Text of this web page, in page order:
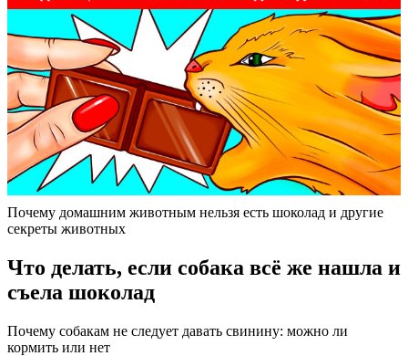
Почему домашним животным нельзя есть шоколад и другие
секреты животных
Что делать, если собака всё же нашла и
съела шоколад
Почему собакам не следует давать свинину: можно ли
кормить или нет